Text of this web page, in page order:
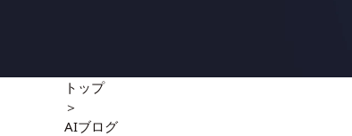
トップ
＞
AIブログ